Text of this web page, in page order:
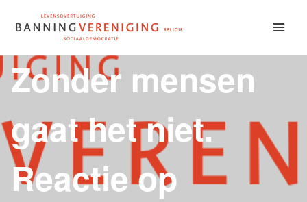
naar
Zonder mensen
gaat het niet.
Reactie op